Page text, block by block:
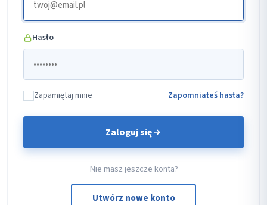
Hasło
Zapamiętaj mnie Zapomniałeś hasła?
Zaloguj się
Nie masz jeszcze konta?
Utwórz nowe konto